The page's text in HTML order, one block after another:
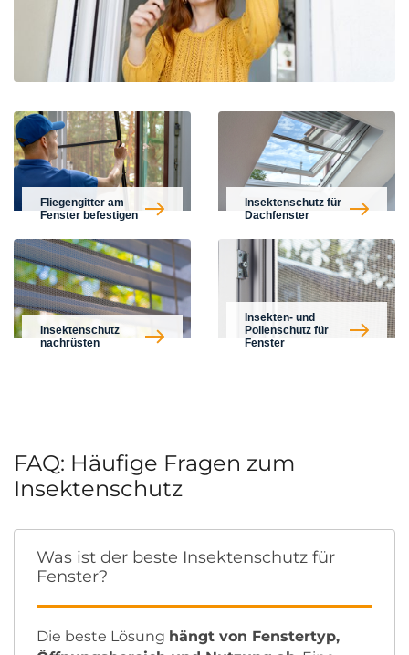
Fliegengitter am
Fenster befestigen
Insektenschutz für
Dachfenster
Insektenschutz
nachrüsten
Insekten- und
Pollenschutz für
Fenster
FAQ: Häufige Fragen zum
Insektenschutz
Was ist der beste Insektenschutz für
Fenster?
Die beste Lösung hängt von Fenstertyp,